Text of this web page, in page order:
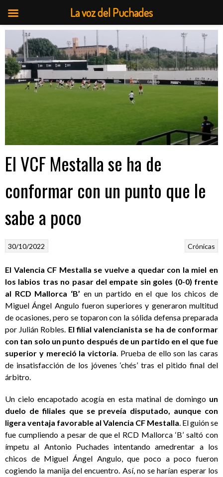
Saltar
contenido
El VCF Mestalla se ha de
conformar con un punto que le
sabe a poco
Crónicas
30/10/2022
El Valencia CF Mestalla se vuelve a quedar con la miel en
los labios tras no pasar del empate sin goles (0-0) frente
al RCD Mallorca ‘B’ en un partido en el que los chicos de
Miguel Ángel Angulo fueron superiores y generaron multitud
de ocasiones, pero se toparon con la sólida defensa preparada
por Julián Robles. El filial valencianista se ha de conformar
con tan solo un punto después de un partido en el que fue
superior y mereció la victoria. Prueba de ello son las caras
de insatisfacción de los jóvenes ‘chés’ tras el pitido final del
árbitro.
Un cielo encapotado acogía en esta matinal de domingo un
duelo de filiales que se preveía disputado, aunque con
ligera ventaja favorable al Valencia CF Mestalla. El guión se
fue cumpliendo a pesar de que el RCD Mallorca ‘B’ saltó con
ímpetu al Antonio Puchades intentando amedrentar a los
chicos de Miguel Ángel Angulo, que poco a poco fueron
cogiendo la manija del encuentro. Así, no se harían esperar los
La voz del Puchades